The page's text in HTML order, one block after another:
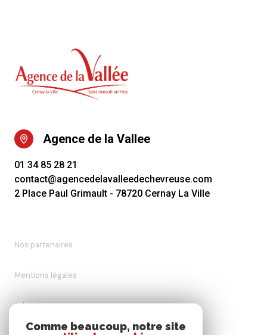
Agence de la Vallee
01 34 85 28 21
contact@agencedelavalleedechevreuse.com
2 Place Paul Grimault - 78720 Cernay La Ville
Nos partenaires
Mentions légales
Admin
Comme beaucoup, notre site